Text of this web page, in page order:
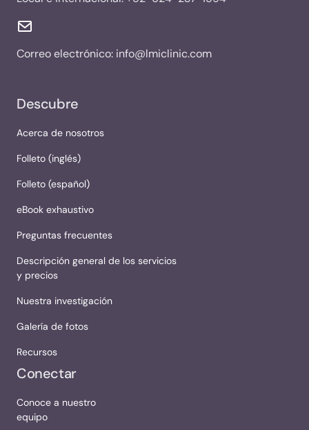
Correo electrónico: info@lmiclinic.com
Descubre
Acerca de nosotros
Folleto (inglés)
Folleto (español)
eBook exhaustivo
Preguntas frecuentes
Descripción general de los servicios
y precios
Nuestra investigación
Galería de fotos
Recursos
Conectar
Conoce a nuestro
equipo